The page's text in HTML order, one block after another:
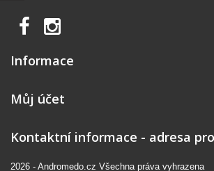
Informace
Můj účet
Kontaktní informace - adresa
2026 - Andromedo.cz Všechna práva vyhrazena